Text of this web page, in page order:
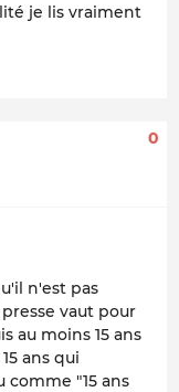
je lis vraiment
0
n'est pas
vaut pour
au moins 15 ans
ans qui
"15 ans